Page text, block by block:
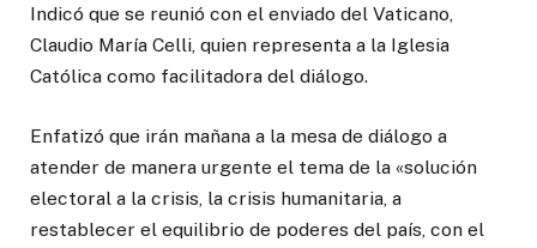
Indicó que se reunió con el enviado del Vaticano,
Claudio María Celli, quien representa a la Iglesia
Católica como facilitadora del diálogo.
Enfatizó que irán mañana a la mesa de diálogo a
atender de manera urgente el tema de la «solución
electoral a la crisis, la crisis humanitaria, a
restablecer el equilibrio de poderes del país, con el